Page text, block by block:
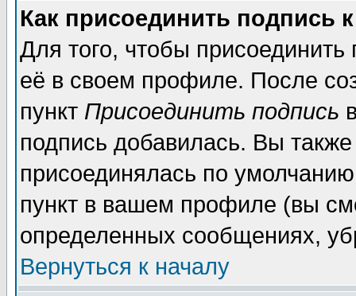
Как присоединить подпись
Для того, чтобы
её в своем профиле. После
пункт Присоединить подпись
подпись добавилась. Вы
присоединялась по
пункт в вашем профиле (вы
определенных сообщениях,
Вернуться к началу